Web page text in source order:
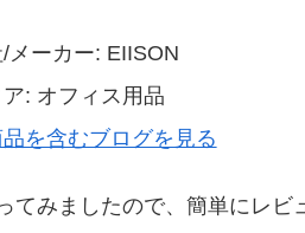
メーカー: EIISON
: オフィス用品
を含むブログを見る
てみましたので、簡単にレビ